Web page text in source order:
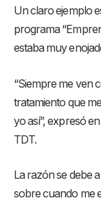
Un claro ejemplo
programa
estaba muy
“Siempre me ven
tratamiento que
yo así”, expresó
TDT.
La razón se debe
sobre cuando me